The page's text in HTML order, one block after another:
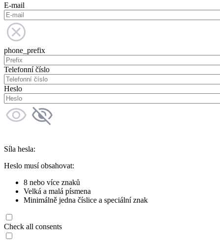
E-mail
phone_prefix
Telefonní číslo
Heslo
Síla hesla:
Heslo musí obsahovat:
8 nebo více znaků
Velká a malá písmena
Minimálně jedna číslice a speciální znak
Check all consents